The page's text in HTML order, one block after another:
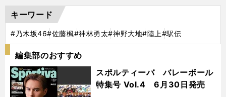
キーワード
#乃木坂46#佐藤楓#神林勇太#神野大地#陸上#駅伝
編集部のおすすめ
スポルティーバ バレーボール
特集号 Vol.4 6月30日発売